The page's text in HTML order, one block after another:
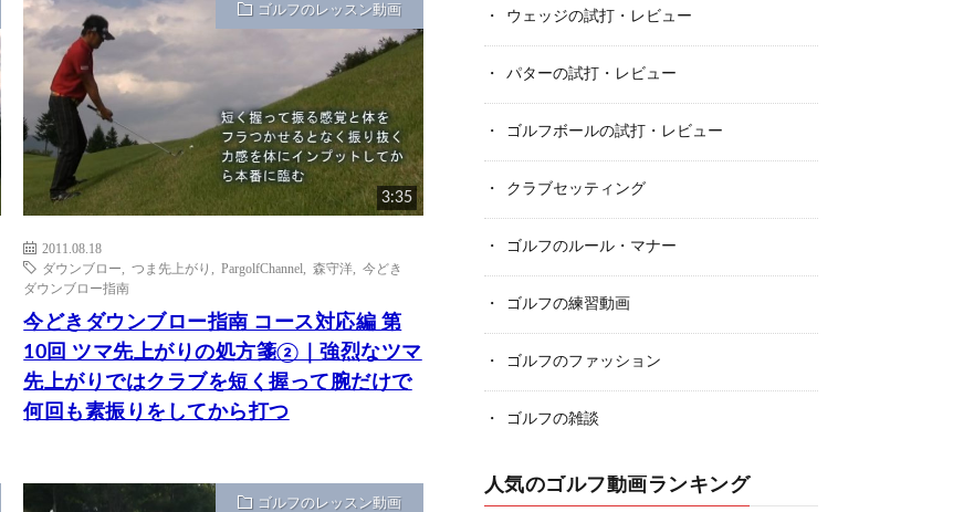
ゴルフのレッスン動画
3:35
2011.08.18
ダウンブロー
,つま先上がり ,PargolfChannel ,森守洋 ,今どき
ダウンブロー指南
今どきダウンブロー指南 コース対応編 第
10回 ツマ先上がりの処方箋②｜強烈なツマ
先上がりではクラブを短く握って腕だけで
何回も素振りをしてから打つ
ゴルフのレッスン動画
ウェッジの試打・レビュー
パターの試打・レビュー
ゴルフボールの試打・レビュー
クラブセッティング
ゴルフのルール・マナー
ゴルフの練習動画
ゴルフのファッション
ゴルフの雑談
人気のゴルフ動画ランキング